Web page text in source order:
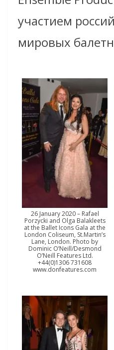
участием
мировых
26 January 2020 – Rafael
Porzycki and Olga Balakleets
at the Ballet Icons Gala at the
London Coliseum, St.Martin’s
Lane, London. Photo by
Dominic O’Neill/Desmond
O’Neill Features Ltd.
+44(0)1306 731608
www.donfeatures.com